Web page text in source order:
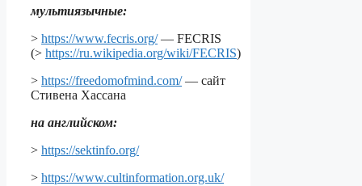
мультиязычные:
> https://www.fecris.org/— FECRIS
(> https://ru.wikipedia.org/wiki/FECRIS)
> https://freedomofmind.com/— сайт
Стивена Хассана
на английском:
> https://sektinfo.org/
> https://www.cultinformation.org.uk/